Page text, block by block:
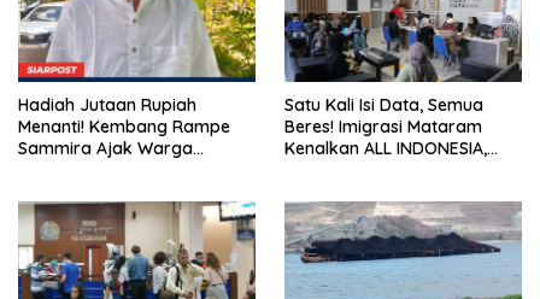
Hadiah Jutaan Rupiah
Menanti! Kembang Rampe
Sammira Ajak Warga
Satu Kali Isi Data, Semua
Beres! Imigrasi Mataram
Kenalkan ALL INDONESIA,
Internasional